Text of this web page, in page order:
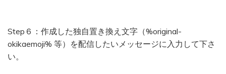
Step６：作成した独自置き換え文字（%original-
okikaemoji% 等）を配信したいメッセージに入力して下さ
い。